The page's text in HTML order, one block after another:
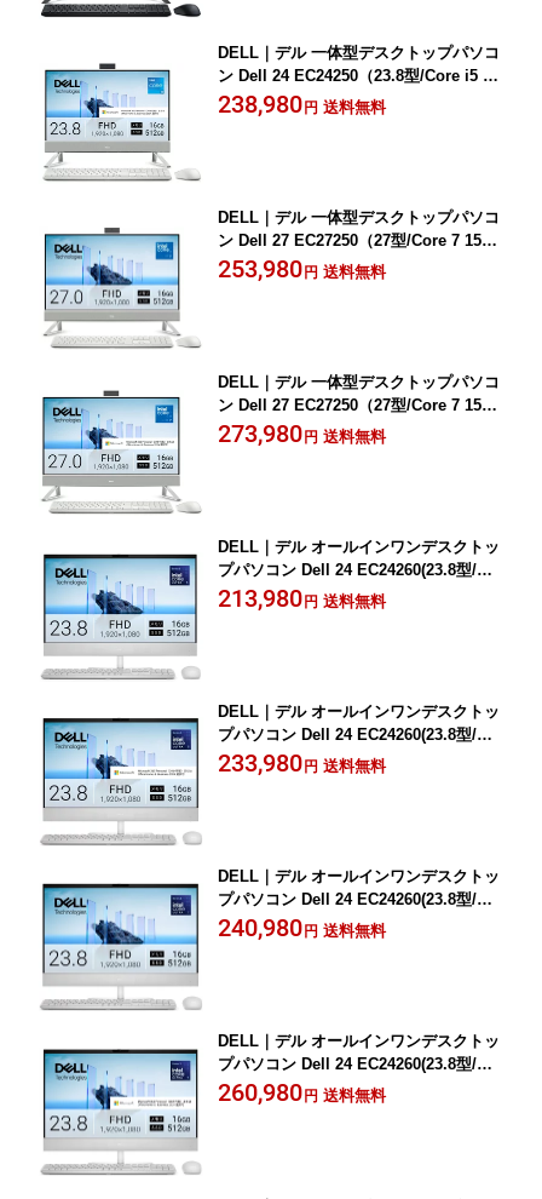
DELL｜デル 一体型デスクトップパソコ
ン Dell 24 EC24250（23.8型/Core i5 13
34U/メモリ 16GB/SSD 512GB/DVD/Offi
ce）(パールホワイト) AD47-GHM3WJ
238,980円 送料無料
DELL｜デル 一体型デスクトップパソコ
ン Dell 27 EC27250（27型/Core 7 150
U/メモリ 16GB/SSD 512GB/DVD）(パ
ールホワイト) AD69-GHJ
253,980円 送料無料
DELL｜デル 一体型デスクトップパソコ
ン Dell 27 EC27250（27型/Core 7 150
U/メモリ 16GB/SSD 512GB/DVD/Offic
e）(パールホワイト) AD69-GHM3J
273,980円 送料無料
DELL｜デル オールインワンデスクトッ
プパソコン Dell 24 EC24260(23.8型/Wi
ndows11/Core Ultra 5/メモリ 16GB/SS
D 512GB)(ライトアッシュ) ACD57-GNW
213,980円 送料無料
DELL｜デル オールインワンデスクトッ
プパソコン Dell 24 EC24260(23.8型/Wi
ndows11/Core Ultra 5/メモリ 16GB/SS
D 512GB/Office)(ライトアッシュ) ACD5
233,980円 送料無料
DELL｜デル オールインワンデスクトッ
プパソコン Dell 24 EC24260(23.8型/Wi
ndows11/Core Ultra 7/メモリ 16GB/SS
D 512GB)(ライトアッシュ) ACD87-GNW
240,980円 送料無料
DELL｜デル オールインワンデスクトッ
プパソコン Dell 24 EC24260(23.8型/Wi
ndows11/Core Ultra 7/メモリ 16GB/SS
D 512GB/Office)(ライトアッシュ) ACD8
260,980円 送料無料